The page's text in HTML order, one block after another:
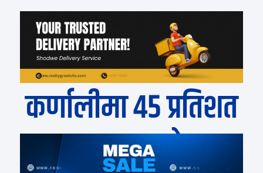
कर्णालीमा ४५ प्रतिशत
मत खस्यो